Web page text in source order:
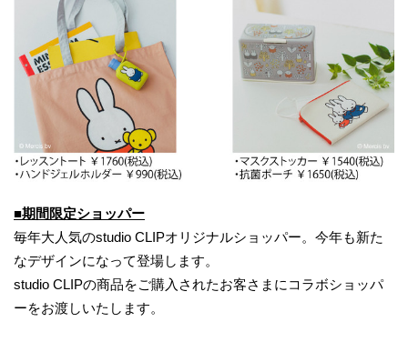
■期間限定ショッパー
毎年大人気のstudio CLIPオリジナルショッパー。今年も新た
なデザインになって登場します。
studio CLIPの商品をご購入されたお客さまにコラボショッパ
ーをお渡しいたします。